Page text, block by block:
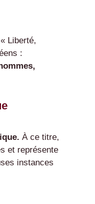
Liberté,
:
À ce titre,
et représente
instances